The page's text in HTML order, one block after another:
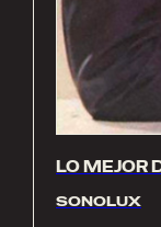
LO MEJOR
SONOLUX